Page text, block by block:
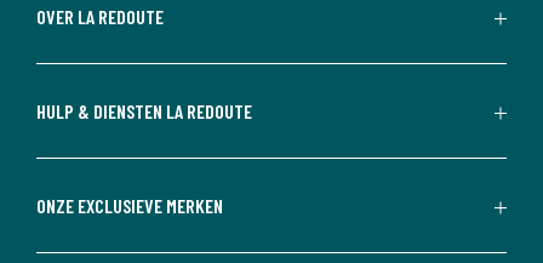
OVER LA REDOUTE
HULP & DIENSTEN LA REDOUTE
ONZE EXCLUSIEVE MERKEN